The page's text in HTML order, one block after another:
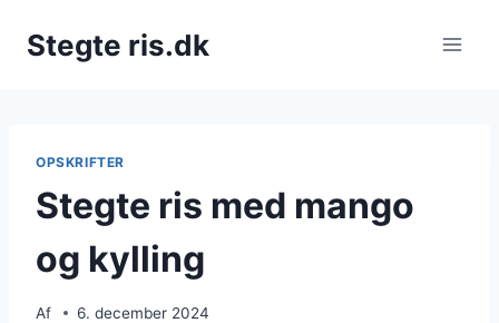
Stegte ris.dk
OPSKRIFTER
Stegte ris med mango
og kylling
Af 6. december 2024